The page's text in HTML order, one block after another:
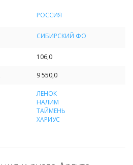
РОССИЯ
СИБИРСКИЙ ФО
106,0
9 550,0
ЛЕНОК
НАЛИМ
ТАЙМЕНЬ
ХАРИУС